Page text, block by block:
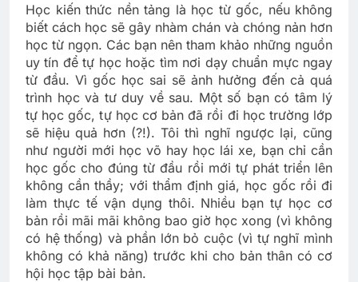
Học kiến thức nền tảng là học từ gốc, nếu không
biết cách học sẽ gây nhàm chán và chóng nản hơn
học từ ngọn. Các bạn nên tham khảo những nguồn
uy tín để tự học hoặc tìm nơi dạy chuẩn mực ngay
từ đầu. Vì gốc học sai sẽ ảnh hưởng đến cả quá
trình học và tư duy về sau. Một số bạn có tâm lý
tự học gốc, tự học cơ bản đã rồi đi học trường lớp
sẽ hiệu quả hơn (?!). Tôi thì nghĩ ngược lại, cũng
như người mới học võ hay học lái xe, bạn chỉ cần
học gốc cho đúng từ đầu rồi mới tự phát triển lên
không cần thầy; với thẩm định giá, học gốc rồi đi
làm thực tế vận dụng thôi. Nhiều bạn tự học cơ
bản rồi mãi mãi không bao giờ học xong (vì không
có hệ thống) và phần lớn bỏ cuộc (vì tự nghĩ mình
không có khả năng) trước khi cho bản thân có cơ
hội học tập bài bản.